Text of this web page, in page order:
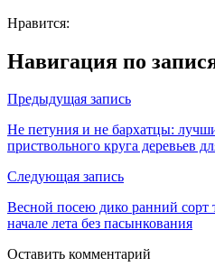
Нравится:
Навигация по
Предыдущая запись
Не петуния и не бархатцы:
приствольного круга деревьев
Следующая запись
Весной посею дико ранний сорт
начале лета без пасынкования
Оставить комментарий